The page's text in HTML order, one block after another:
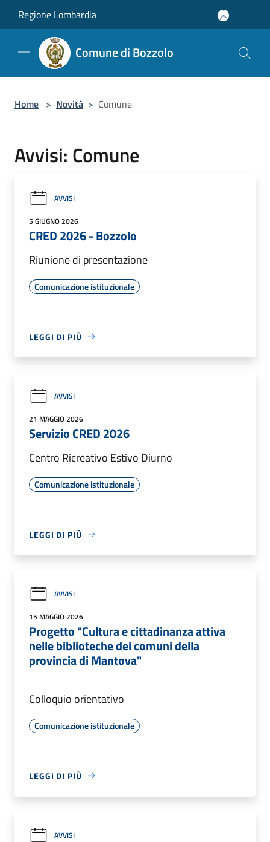
Regione Lombardia
Comune di Bozzolo
Home > Novità > Comune
Avvisi: Comune
AVVISI
5 GIUGNO 2026
CRED 2026 - Bozzolo
Riunione di presentazione
Comunicazione istituzionale
LEGGI DI PIÙ
AVVISI
21 MAGGIO 2026
Servizio CRED 2026
Centro Ricreativo Estivo Diurno
Comunicazione istituzionale
LEGGI DI PIÙ
AVVISI
15 MAGGIO 2026
Progetto "Cultura e cittadinanza attiva
nelle biblioteche dei comuni della
provincia di Mantova"
Colloquio orientativo
Comunicazione istituzionale
LEGGI DI PIÙ
AVVISI